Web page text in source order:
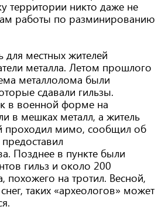
территории никто даже не
работы по разминированию
для местных жителей
металла. Летом прошлого
металлолома были
сдавали гильзы.
в военной форме на
в мешках металл, а житель
проходил мимо, сообщил об
Позднее в пункте были
гильз и около 200
похожего на тротил. Весной,
таких «археологов» может